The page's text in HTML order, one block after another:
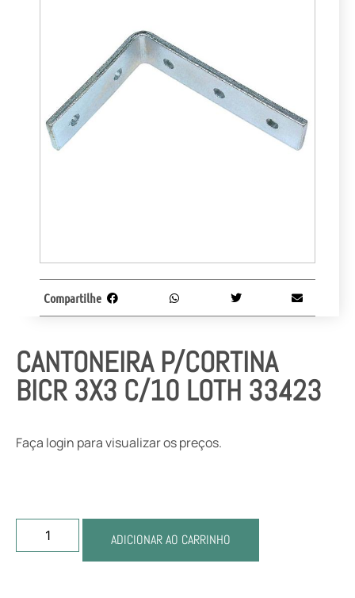
CANTONEIRA P/CORTINA
BICR 3X3 C/10 LOTH 33423
Faça login para visualizar os preços.
ADICIONAR AO CARRINHO
Compartilhe